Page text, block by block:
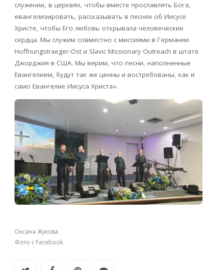
служении, в церквях, чтобы вместе прославлять Бога,
евангелизировать, рассказывать в песнях об Иисусе
Христе, чтобы Его любовь открывала человеческие
сердца. Мы служим совместно с миссиями в Германии
Hoffnungstraeger-Ost и Slavic Missionary Outreach в штате
Джорджия в США. Мы верим, что песни, наполненные
Евангелием, будут так же ценны и востребованы, как и
само Евангелие Иисуса Христа».
Оксана Жукова
Фото с Facebook